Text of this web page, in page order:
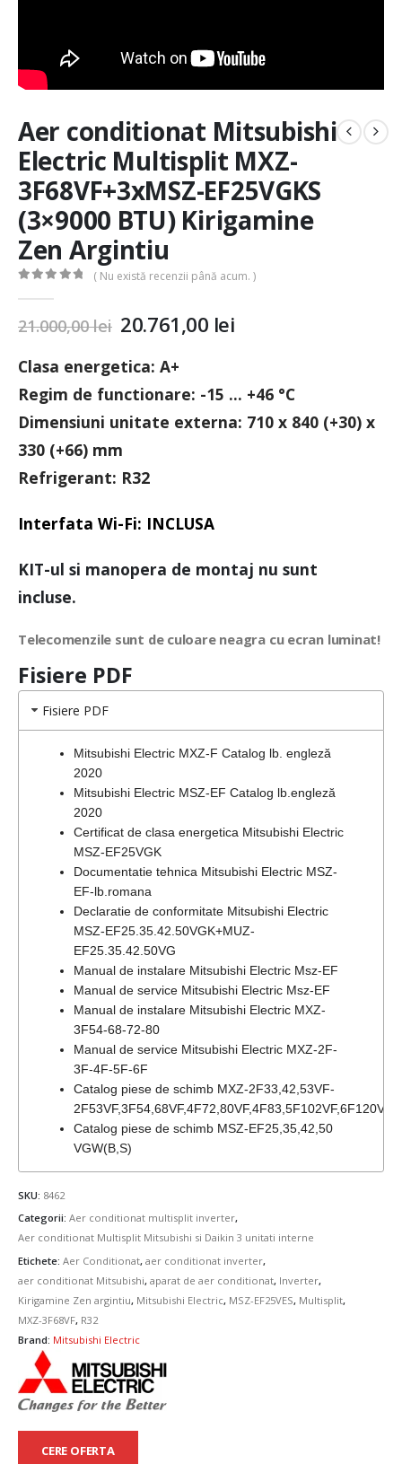
Aer conditionat Mitsubishi
Electric Multisplit MXZ-
3F68VF+3xMSZ-EF25VGKS
(3×9000 BTU) Kirigamine
Zen Argintiu
( Nu există recenzii până acum. )
21.000,00lei 20.761,00 lei
Clasa energetica: A+
Regim de functionare: -15 … +46 °C
Dimensiuni unitate externa: 710 x 840 (+30) x
330 (+66) mm
Refrigerant: R32
Interfata Wi-Fi: INCLUSA
KIT-ul si manopera de montaj nu sunt
incluse.
Telecomenzile sunt de culoare neagra cu ecran luminat!
Fisiere PDF
Fisiere PDF
Mitsubishi Electric MXZ-F Catalog lb. engleză
2020
Mitsubishi Electric MSZ-EF Catalog lb.engleză
2020
Certificat de clasa energetica Mitsubishi Electric
MSZ-EF25VGK
Documentatie tehnica Mitsubishi Electric MSZ-
EF-lb.romana
Declaratie de conformitate Mitsubishi Electric
MSZ-EF25.35.42.50VGK+MUZ-
EF25.35.42.50VG
Manual de instalare Mitsubishi Electric Msz-EF
Manual de service Mitsubishi Electric Msz-EF
Manual de instalare Mitsubishi Electric MXZ-
3F54-68-72-80
Manual de service Mitsubishi Electric MXZ-2F-
3F-4F-5F-6F
Catalog piese de schimb MXZ-2F33,42,53VF-
Catalog piese de schimb MSZ-EF25,35,42,50
VGW(B,S)
SKU: 8462
Categorii: Aer conditionat multisplit inverter,
Aer conditionat Multisplit Mitsubishi si Daikin 3 unitati interne
Etichete: Aer Conditionat, aer conditionat inverter,
aer conditionat Mitsubishi, aparat de aer conditionat, Inverter,
Kirigamine Zen argintiu, Mitsubishi Electric, MSZ-EF25VES, Multisplit,
MXZ-3F68VF, R32
Brand: Mitsubishi Electric
CERE OFERTA